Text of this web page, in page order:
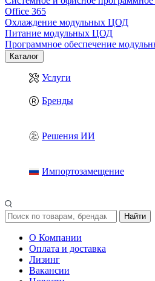
Office 365
Охлаждение модульных ЦОД
Питание модульных ЦОД
Программное обеспечение
Каталог
Услуги
Бренды
Решения ИИ
Импортозамещение
Найти
О Компании
Оплата и доставка
Лизинг
Вакансии